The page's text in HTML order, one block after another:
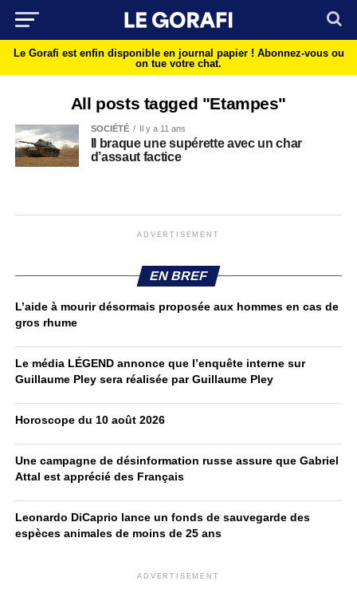
Le Gorafi est enfin disponible en journal papier ! Abonnez-vous ou
on tue votre chat.
All posts tagged "Etampes"
SOCIÉTÉ Il y a 11 ans
Il braque une supérette avec un char
d’assaut factice
ADVERTISEMENT
EN BREF
L’aide à mourir désormais proposée aux hommes en cas de
gros rhume
Le média LÉGEND annonce que l’enquête interne sur
Guillaume Pley sera réalisée par Guillaume Pley
Horoscope du 10 août 2026
Une campagne de désinformation russe assure que Gabriel
Attal est apprécié des Français
Leonardo DiCaprio lance un fonds de sauvegarde des
espèces animales de moins de 25 ans
ADVERTISEMENT